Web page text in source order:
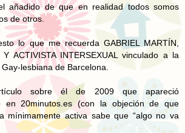
añadido de que en realidad todos somos
de otros.
lo que me recuerda GABRIEL MARTÍN,
Y ACTIVISTA INTERSEXUAL vinculado a la
lesbiana de Barcelona.
sobre él de 2009 que apareció
en 20minutos.es (con la objeción de que
mínimamente activa sabe que “algo no va